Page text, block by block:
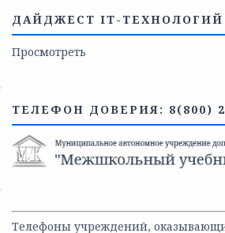
ДАЙДЖЕСТ IT-ТЕХНОЛОГИЙ
Просмотреть
ТЕЛЕФОН ДОВЕРИЯ: 8(800)